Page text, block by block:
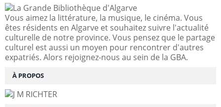
Vous aimez la littérature, la musique, le cinéma. Vous
êtes résidents en Algarve et souhaitez suivre l'actualité
culturelle de notre province. Vous pensez que le partage
culturel est aussi un moyen pour rencontrer d'autres
expatriés. Alors rejoignez-nous au sein de la GBA.
À PROPOS